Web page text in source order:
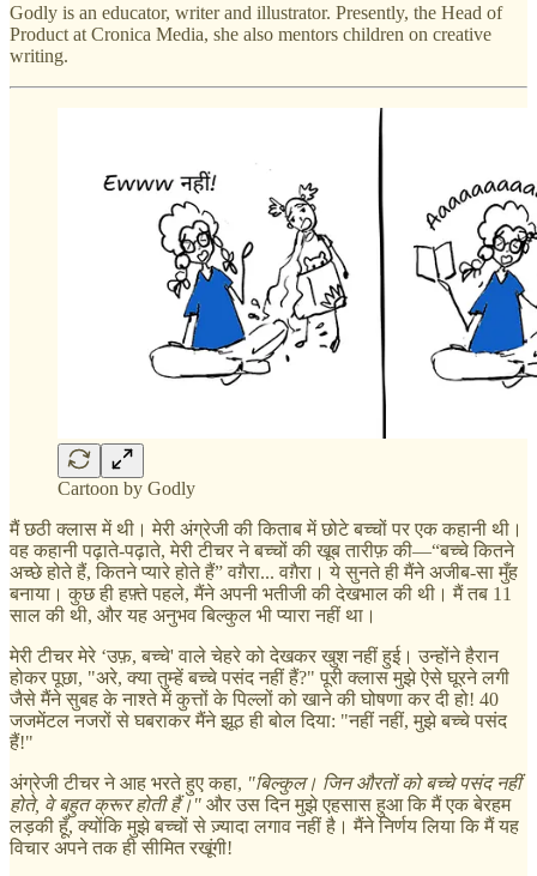
Godly is an educator, writer and illustrator. Presently, the Head of
Product at Cronica Media, she also mentors children on creative
writing.
Cartoon by Godly
मैं छठी क्लास में थी। मेरी अंग्रेजी की किताब में छोटे बच्चों पर एक कहानी थी।
वह कहानी पढ़ाते-पढ़ाते, मेरी टीचर ने बच्चों की खूब तारीफ़ की—“बच्चे कितने
अच्छे होते हैं, कितने प्यारे होते हैं” वग़ैरा... वग़ैरा। ये सुनते ही मैंने अजीब-सा मुँह
बनाया। कुछ ही हफ़्ते पहले, मैंने अपनी भतीजी की देखभाल की थी। मैं तब 11
साल की थी, और यह अनुभव बिल्कुल भी प्यारा नहीं था।
मेरी टीचर मेरे ‘उफ़, बच्चे' वाले चेहरे को देखकर खुश नहीं हुई। उन्होंने हैरान
होकर पूछा, "अरे, क्या तुम्हें बच्चे पसंद नहीं हैं?" पूरी क्लास मुझे ऐसे घूरने लगी
जैसे मैंने सुबह के नाश्ते में कुत्तों के पिल्लों को खाने की घोषणा कर दी हो! 40
जजमेंटल नजरों से घबराकर मैंने झूठ ही बोल दिया: "नहीं नहीं, मुझे बच्चे पसंद
हैं!"
अंग्रेजी टीचर ने आह भरते हुए कहा, "बिल्कुल। जिन औरतों को बच्चे पसंद नहीं
होते, वे बहुत क्रूर होती हैं।" और उस दिन मुझे एहसास हुआ कि मैं एक बेरहम
लड़की हूँ, क्योंकि मुझे बच्चों से ज़्यादा लगाव नहीं है। मैंने निर्णय लिया कि मैं यह
विचार अपने तक ही सीमित रखूंगी!